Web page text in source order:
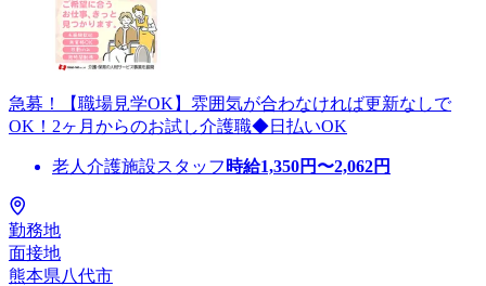
急募！【職場見学OK】雰囲気が合わなければ更新なしで
OK！2ヶ月からのお試し介護職◆日払いOK
老人介護施設スタッフ 時給1,350円〜2,062円
勤務地
面接地
熊本県八代市